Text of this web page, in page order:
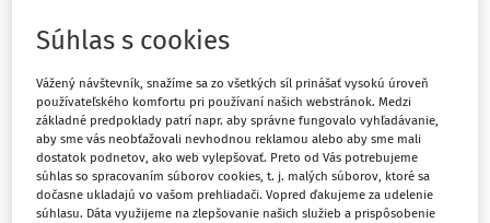
vofebruárovom čísle časopisu Právo pre ROPO a obce v
Máte predplatné? Prihláste sa
Súhlas s cookies
Vážený návštevník, snažíme sa zo všetkých síl prinášať vysokú úroveň
používateľského komfortu pri používaní našich webstránok. Medzi
základné predpoklady patrí napr. aby správne fungovalo vyhľadávanie,
aby sme vás neobťažovali nevhodnou reklamou alebo aby sme mali
dostatok podnetov, ako web vylepšovať. Preto od Vás potrebujeme
súhlas so spracovaním súborov cookies, t. j. malých súborov, ktoré sa
dočasne ukladajú vo vašom prehliadači. Vopred ďakujeme za udelenie
súhlasu. Dáta využijeme na zlepšovanie našich služieb a prispôsobenie